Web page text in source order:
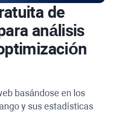
de
análisis
basándose en los
y sus estadísticas